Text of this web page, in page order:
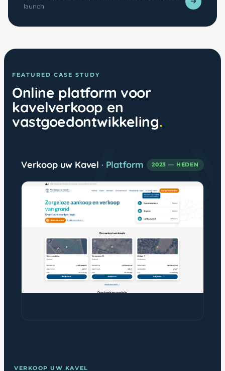
launch
FEATURED CASE STUDY
Online platform voor
kavelverkoop en
vastgoedontwikkeling
Verkoop uw Kavel · Platform 2023 — HEDEN
VERKOOP UW KAVEL